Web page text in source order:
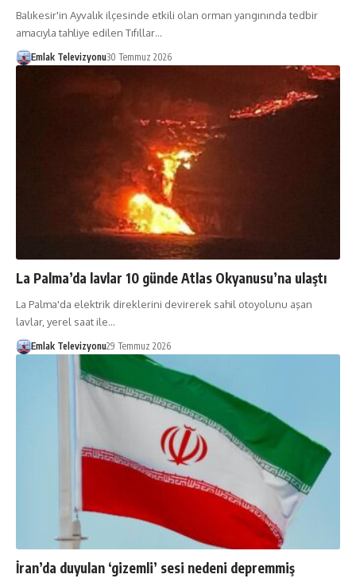
Balıkesir'in Ayvalık ilçesinde etkili olan orman yangınında tedbir
amacıyla tahliye edilen Tıfıllar…
Emlak Televizyonu30 Temmuz 2026
La Palma’da lavlar 10 günde Atlas Okyanusu’na ulaştı
La Palma'da elektrik direklerini devirerek sahil otoyolunu aşan
lavlar, yerel saat ile…
Emlak Televizyonu29 Temmuz 2026
İran’da duyulan ‘gizemli’ sesi nedeni depremmiş